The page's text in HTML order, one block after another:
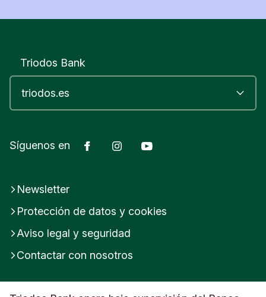
Triodos Bank
Síguenos en FacebookInstagram
Newsletter
Protección de datos y cookies
Aviso legal y seguridad
Contactar con nosotros